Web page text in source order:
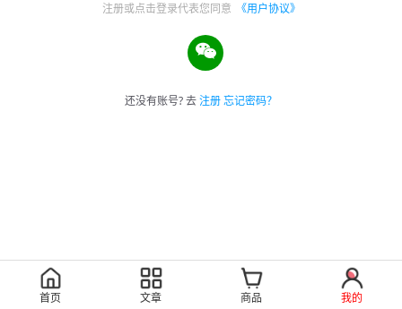
注册或点击登录代表您同意 《用户协议》
还没有账号? 去注册忘记密码？
首页 文章 商品 我的